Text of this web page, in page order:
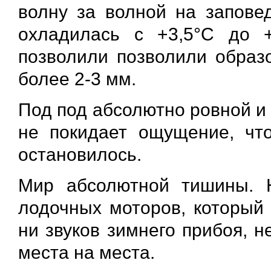
волну за волной на
охладилась с +3,5°С до
позволили позволили
более 2-3 мм.
Под под абсолютно ровной
не покидает ощущение,
остановилось.
Мир абсолютной тишины.
лодочных моторов,
ни звуков зимнего прибоя,
места на места.